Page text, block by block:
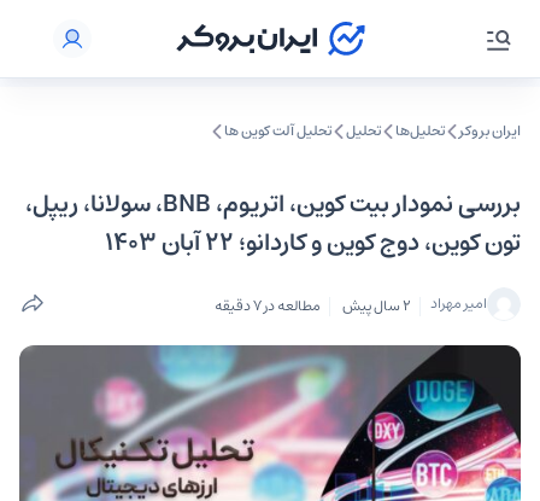
ایران بروکر تحلیل‌ها تحلیل‌ تحلیل آلت کوین ها
بررسی نمودار بیت کوین، اتریوم، BNB، سولانا، ریپل،
تون کوین، دوج کوین و کاردانو؛ ۲۲ آبان ۱۴۰۳
امیر مهراد 2 سال پیش مطالعه در 7 دقیقه